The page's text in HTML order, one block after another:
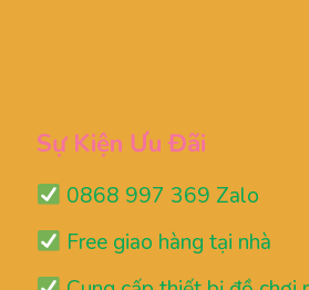
Sự Kiện Ưu Đãi
0868 997 369 Zalo
Free giao hàng tại nhà